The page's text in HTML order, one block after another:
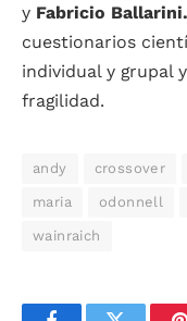
y Fabricio Ballarini.
cuestionarios
individual y grupal
fragilidad.
andy crossover
maria odonnell
wainraich